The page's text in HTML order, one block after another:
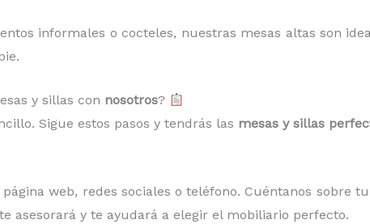
informales o cocteles, nuestras mesas altas son
y sillas con nosotros?
Sigue estos pasos y tendrás las mesas y sillas
web, redes sociales o teléfono. Cuéntanos sobre
asesorará y te ayudará a elegir el mobiliario perfecto.